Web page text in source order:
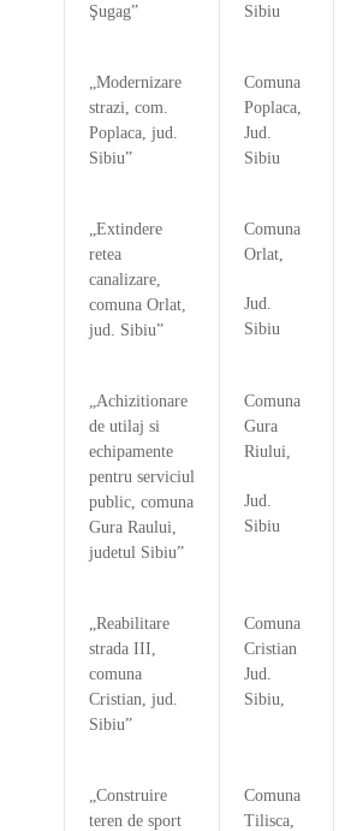
Şugag”
Sibiu
„Modernizare
strazi, com.
Poplaca, jud.
Sibiu”
Comuna
Poplaca,
Jud.
Sibiu
„Extindere
retea
canalizare,
comuna Orlat,
jud. Sibiu”
Comuna
Orlat,
Jud.
Sibiu
„Achizitionare
de utilaj si
echipamente
pentru serviciul
public, comuna
Gura Raului,
judetul Sibiu”
Comuna
Gura
Riului,
Jud.
Sibiu
„Reabilitare
strada III,
comuna
Cristian, jud.
Sibiu”
Comuna
Cristian
Jud.
Sibiu,
„Construire
teren de sport
Comuna
Tilisca,